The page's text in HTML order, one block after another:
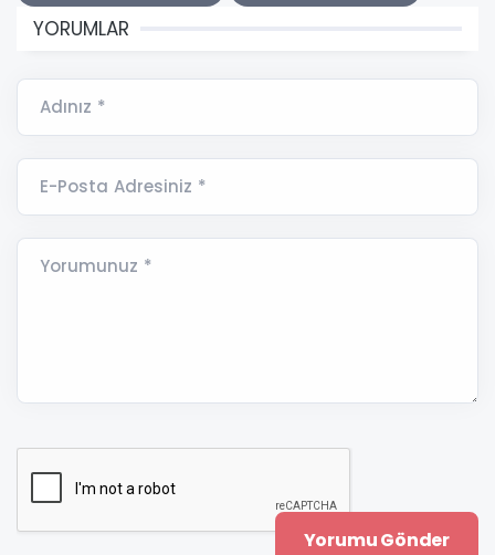
YORUMLAR
Adınız *
E-Posta Adresiniz *
Yorumunuz *